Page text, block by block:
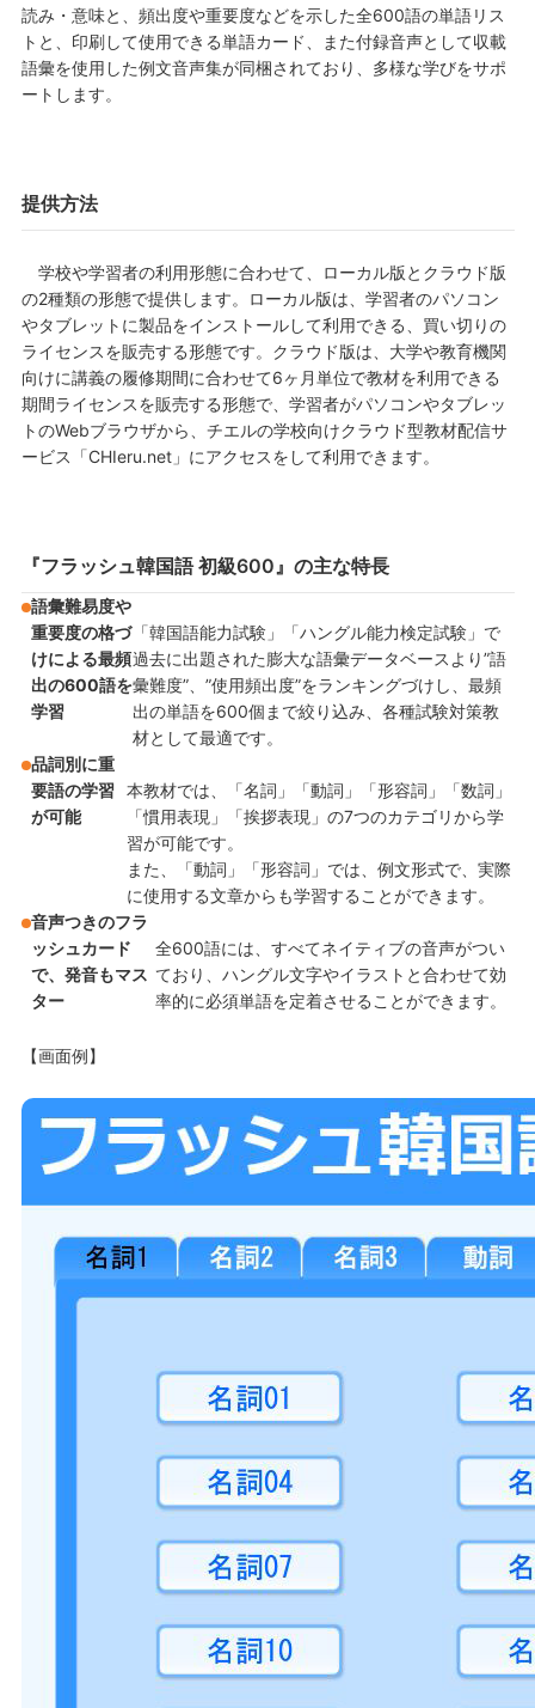
読み・意味と、頻出度や重要度などを示した全600語の単語リス
トと、印刷して使用できる単語カード、また付録音声として収載
語彙を使用した例文音声集が同梱されており、多様な学びをサポ
ートします。
提供方法
学校や学習者の利用形態に合わせて、ローカル版とクラウド版
の2種類の形態で提供します。ローカル版は、学習者のパソコン
やタブレットに製品をインストールして利用できる、買い切りの
ライセンスを販売する形態です。クラウド版は、大学や教育機関
向けに講義の履修期間に合わせて6ヶ月単位で教材を利用できる
期間ライセンスを販売する形態で、学習者がパソコンやタブレッ
トのWebブラウザから、チエルの学校向けクラウド型教材配信サ
ービス「CHIeru.net」にアクセスをして利用できます。
『フラッシュ韓国語 初級600』の主な特長
語彙難易度や
重要度の格づ
けによる最頻
出の600語を
学習
「韓国語能力試験」「ハングル能力検定試験」で
過去に出題された膨大な語彙データベースより”語
彙難度”、”使用頻出度”をランキングづけし、最頻
出の単語を600個まで絞り込み、各種試験対策教
材として最適です。
品詞別に重
要語の学習
が可能
本教材では、「名詞」「動詞」「形容詞」「数詞」
「慣用表現」「挨拶表現」の7つのカテゴリから学
習が可能です。
また、「動詞」「形容詞」では、例文形式で、実際
に使用する文章からも学習することができます。
音声つきのフラ
ッシュカード
で、発音もマス
ター
全600語には、すべてネイティブの音声がつい
ており、ハングル文字やイラストと合わせて効
率的に必須単語を定着させることができます。
【画面例】